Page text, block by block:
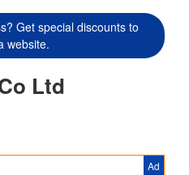
Get special discounts to
website.
Ltd
Ad